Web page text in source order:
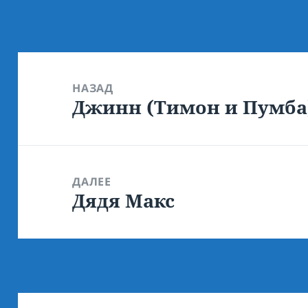
записям
НАЗАД
Предыдущая
Джинн (Тимон и
ДАЛЕЕ
Следующая
Дядя Макс